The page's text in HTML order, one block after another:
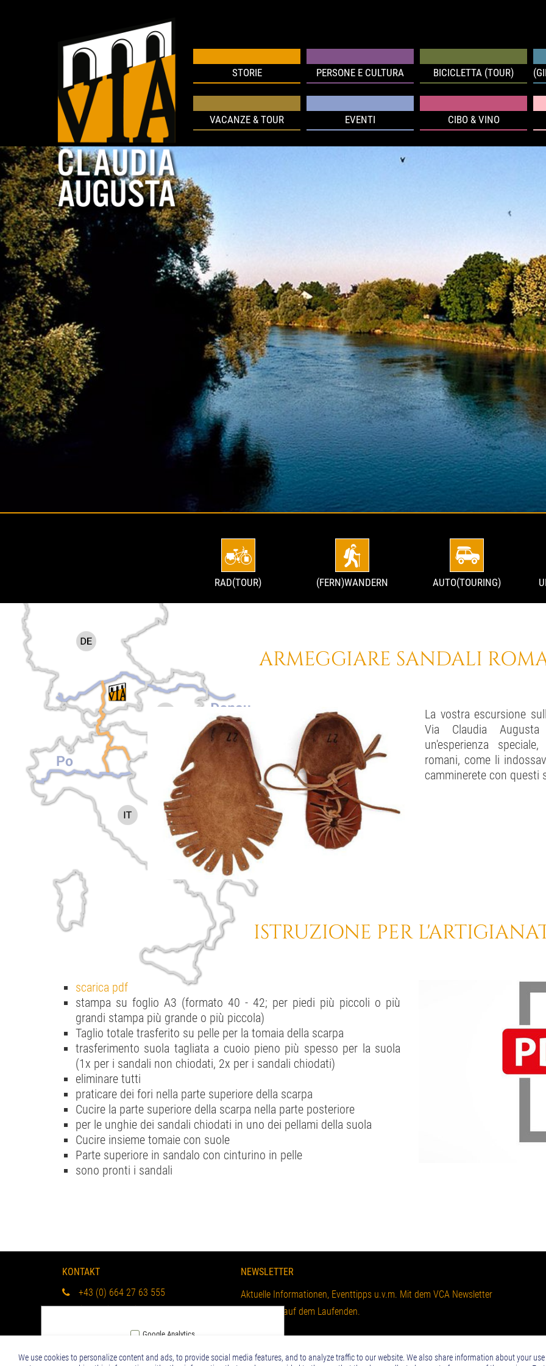
STORIE PERSONE E CULTURA BICICLETTA (TOUR)
VACANZE & TOUR EVENTI CIBO & VINO
RAD(TOUR) (FERN)WANDERN AUTO(TOURING)
ARMEGGIARE SANDALI
La vostra escursione
Via Claudia
un'esperienza
romani, come li
camminerete con questi
ISTRUZIONE PER
scarica pdf
stampa su foglio A3 (formato 40 - 42; per piedi più piccoli o più
grandi stampa più grande o più piccola)
Taglio totale trasferito su pelle per la tomaia della scarpa
trasferimento suola tagliata a cuoio pieno più spesso per la suola
(1x per i sandali non chiodati, 2x per i sandali chiodati)
eliminare tutti
praticare dei fori nella parte superiore della scarpa
Cucire la parte superiore della scarpa nella parte posteriore
per le unghie dei sandali chiodati in uno dei pellami della suola
Cucire insieme tomaie con suole
Parte superiore in sandalo con cinturino in pelle
sono pronti i sandali
Google Analytics
Accept all
We use cookies to personalize content and ads, to provide social media features, and to analyze traffic to our website. We also share information about your
KONTAKT
+43 (0) 664 27 63 555
info@viaclaudia.org
NEWSLETTER
Aktuelle Informationen, Eventtipps u.v.m. Mit dem VCA Newsletter
bleiben Sie auf dem Laufenden.